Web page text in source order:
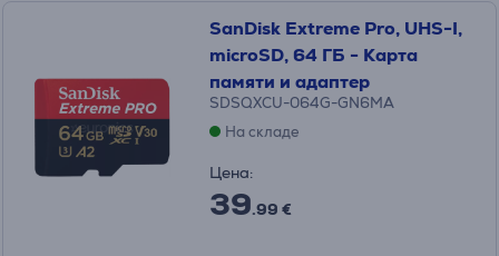
SanDisk Extreme Pro, UHS-I,
microSD, 64 ГБ - Карта
памяти и адаптер
SDSQXCU-064G-GN6MA
На складе
Цена:
39.99 €